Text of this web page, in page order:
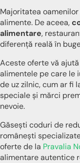
Majoritatea
alimente. De aceea,
alimentare,
diferență reală în
Aceste oferte vă ajută
alimentele pe care le
de uz zilnic, cum ar fi
speciale și mărci
nevoie.
Găsești coduri de
românești
oferte de la Pravalia
alimentare autentice